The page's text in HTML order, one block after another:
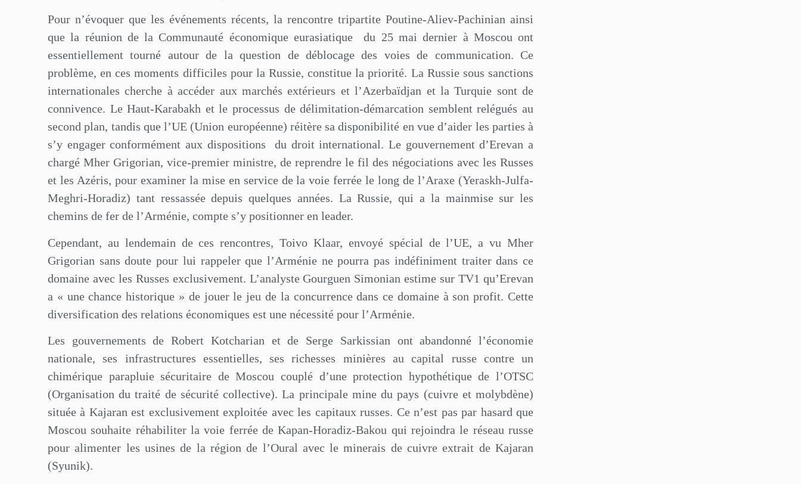
Pour n’évoquer que les événements récents, la rencontre tripartite Poutine-Aliev-Pachinian ainsi
que la réunion de la Communauté économique eurasiatique
du 25 mai dernier à Moscou ont
essentiellement tourné autour de la question de déblocage des voies de communication. Ce
problème, en ces moments difficiles pour la Russie, constitue la priorité. La Russie sous sanctions
internationales cherche à accéder aux marchés extérieurs et l’Azerbaïdjan et la Turquie sont de
connivence. Le Haut-Karabakh et le processus de délimitation-démarcation semblent relégués au
second plan, tandis que l’UE (Union européenne) réitère sa disponibilité en vue d’aider les parties à
s’y engager conformément aux dispositions
du droit international. Le gouvernement d’Erevan a
chargé Mher Grigorian, vice-premier ministre, de reprendre le fil des négociations avec les Russes
et les Azéris, pour examiner la mise en service de la voie ferrée le long de l’Araxe (Yeraskh-Julfa-
Meghri-Horadiz) tant ressassée depuis quelques années. La Russie, qui a la mainmise sur les
chemins de fer de l’Arménie, compte s’y positionner en leader.
Cependant, au lendemain de ces rencontres, Toivo Klaar, envoyé spécial de l’UE, a vu Mher
Grigorian sans doute pour lui rappeler que l’Arménie ne pourra pas indéfiniment traiter dans ce
domaine avec les Russes exclusivement. L’analyste Gourguen Simonian estime sur TV1 qu’Erevan
a « une chance historique » de jouer le jeu de la concurrence dans ce domaine à son profit. Cette
diversification des relations économiques est une nécessité pour l’Arménie.
Les gouvernements de Robert Kotcharian et de Serge Sarkissian ont abandonné l’économie
nationale, ses infrastructures essentielles, ses richesses minières au capital russe contre un
chimérique parapluie sécuritaire de Moscou couplé d’une protection hypothétique de l’OTSC
(Organisation du traité de sécurité collective). La principale mine du pays (cuivre et molybdène)
située à Kajaran est exclusivement exploitée avec les capitaux russes. Ce n’est pas par hasard que
Moscou souhaite réhabiliter la voie ferrée de Kapan-Horadiz-Bakou qui rejoindra le réseau russe
pour alimenter les usines de la région de l’Oural avec le minerais de cuivre extrait de Kajaran
(Syunik).